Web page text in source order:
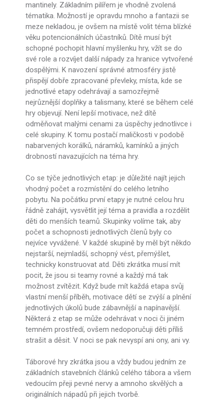
mantinely. Základním pilířem je vhodně zvolená
tématika. Možností je opravdu mnoho a fantazii se
meze nekladou, je ovšem na místě volit téma blízké
věku potencionálních účastníků. Dítě musí být
schopné pochopit hlavní myšlenku hry, vžít se do
své role a rozvíjet další nápady za hranice vytvořené
dospělými. K navození správné atmosféry jistě
přispějí dobře zpracované převleky, místa, kde se
jednotlivé etapy odehrávají a samozřejmě
nejrůznější doplňky a talismany, které se během celé
hry objevují. Není lepší motivace, než dítě
odměňovat malými cenami za úspěchy jednotlivce i
celé skupiny. K tomu postačí maličkosti v podobě
nabarvených korálků, náramků, kamínků a jiných
drobností navazujících na téma hry.
Co se týče jednotlivých etap: je důležité najít jejich
vhodný počet a rozmístění do celého letního
pobytu. Na počátku první etapy je nutné celou hru
řádně zahájit, vysvětlit její téma a pravidla a rozdělit
děti do menších teamů. Skupinky volíme tak, aby
počet a schopnosti jednotlivých členů byly co
nejvíce vyvážené. V každé skupině by měl být někdo
nejstarší, nejmladší, schopný vést, přemýšlet,
technicky konstruovat atd. Děti zkrátka musí mít
pocit, že jsou si teamy rovné a každý má tak
možnost zvítězit. Když bude mít každá etapa svůj
vlastní menší příběh, motivace dětí se zvýší a plnění
jednotlivých úkolů bude zábavnější a napínavější.
Některá z etap se může odehrávat v noci či jiném
temném prostředí, ovšem nedoporučuji děti příliš
strašit a děsit. V noci se pak nevyspí ani ony, ani vy.
Táborové hry zkrátka jsou a vždy budou jedním ze
základních stavebních článků celého tábora a všem
vedoucím přeji pevné nervy a amnoho skvělých a
originálních nápadů při jejich tvorbě.